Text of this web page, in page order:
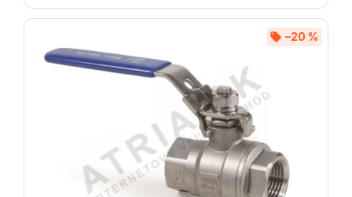
–20 %